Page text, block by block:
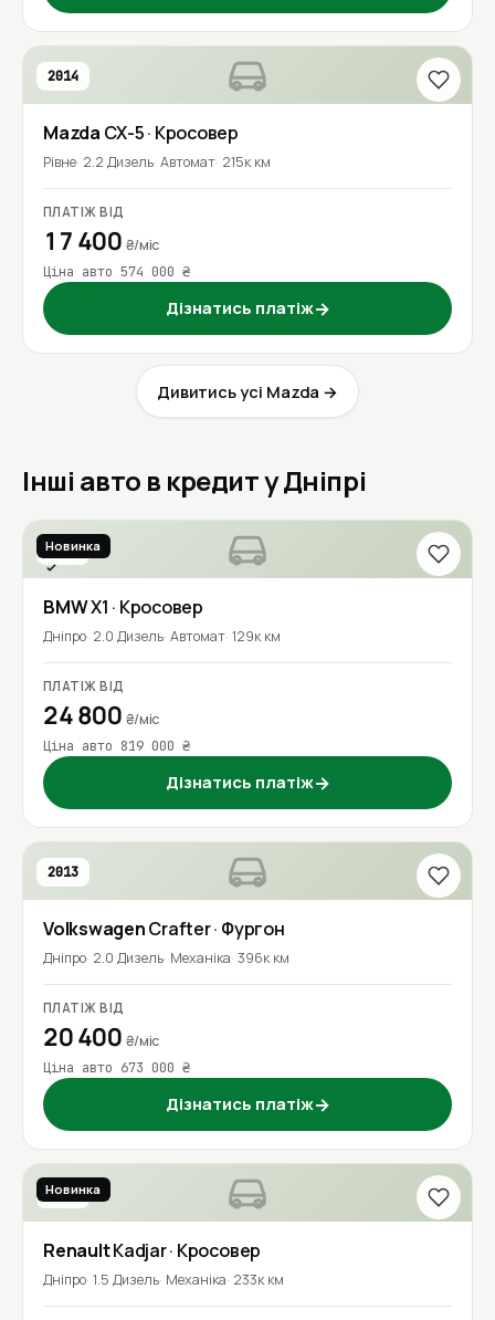
2014
Mazda CX-5· Кросовер
Рівне 2.2 Дизель Автомат 215к км
ПЛАТІЖ ВІД
17 400 ₴/міс
Ціна авто 574 000 ₴
Дізнатись платіж→
Дивитись усі Mazda →
Інші авто в кредит у Дніпрі
2018
Новинка
Перевірено
BMWX1 · Кросовер
Дніпро 2.0 Дизель Автомат 129к км
ПЛАТІЖ ВІД
24 800 ₴/міс
Ціна авто 819 000 ₴
Дізнатись платіж→
2013
VolkswagenCrafter· Фургон
Дніпро 2.0 Дизель Механіка 396к км
ПЛАТІЖ ВІД
20 400 ₴/міс
Ціна авто 673 000 ₴
Дізнатись платіж→
2017
Новинка
RenaultKadjar· Кросовер
Дніпро 1.5 Дизель Механіка 233к км